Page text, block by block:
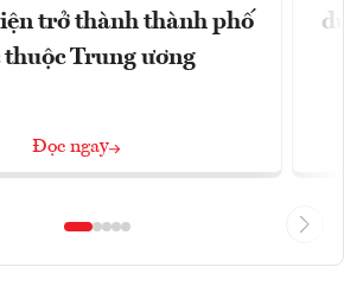
trở thành thành phố
Trung ương
Đọc ngay
dư